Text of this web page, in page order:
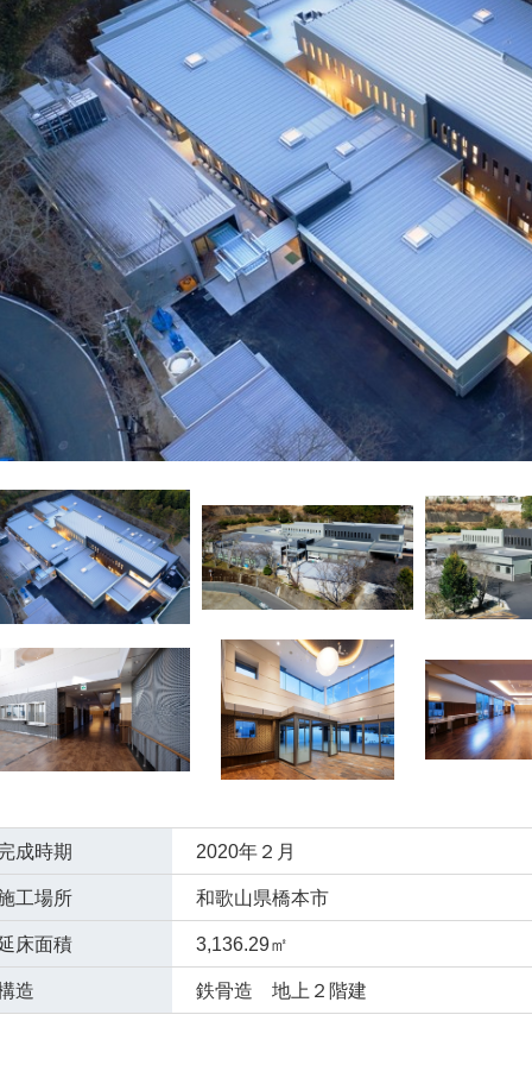
成時期 2020年２月
工場所 和歌山県橋本市
床面積 3,136.29㎡
造 鉄骨造 地上２階建